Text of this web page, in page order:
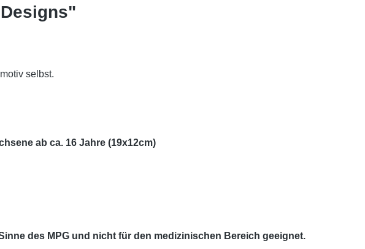
selbst.
ab ca. 16 Jahre (19x12cm)
des MPG und nicht für den medizinischen Bereich geeignet.